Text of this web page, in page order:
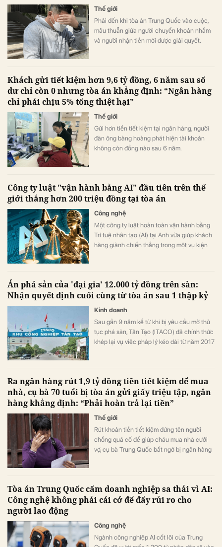
Thế giới
Phải đến khi tòa án Trung Quốc vào cuộc,
mâu thuẫn giữa người chuyển khoản nhầm
và người nhận tiền mới được giải quyết.
Khách gửi tiết kiệm hơn 9,6 tỷ đồng, 6 năm sau số
dư chỉ còn 0 nhưng tòa án khẳng định: “Ngân hàng
chỉ phải chịu 5% tổng thiệt hại”
Thế giới
Gửi hơn tiền tiết kiệm tại ngân hàng, người
đàn ông bàng hoàng phát hiện tài khoản
không còn đồng nào sau 6 năm.
Công ty luật "vận hành bằng AI" đầu tiên trên thế
giới thắng hơn 200 triệu đồng tại tòa án
Công nghệ
Một công ty luật hoàn toàn vận hành bằng
Trí tuệ nhân tạo (AI) tại Anh vừa giúp khách
hàng giành chiến thắng trong một vụ kiện
kỳ luật sư con người nào nhúng tay vào.
Án phá sản của 'đại gia' 12.000 tỷ đồng trên sàn:
Nhận quyết định cuối cùng từ tòa án sau 1 thập kỷ
Kinh doanh
Sau gần 9 năm kể từ khi bị yêu cầu mở thủ
tục phá sản, Tân Tạo (ITACO) đã chính thức
khép lại vụ việc pháp lý kéo dài từ năm 2017
Ra ngân hàng rút 1,9 tỷ đồng tiền tiết kiệm để mua
nhà, cụ bà 70 tuổi bị tòa án gửi giấy triệu tập, ngân
hàng khẳng định: “Phải hoàn trả lại tiền”
Thế giới
Rút khoản tiền tiết kiệm đứng tên người
chồng quá cố để giúp cháu mua nhà cưới
vợ, cụ bà Trung Quốc bất ngờ bị ngân hàng
Tòa án Trung Quốc cấm doanh nghiệp sa thải vì AI:
Công nghệ không phải cái cớ để đẩy rủi ro cho
người lao động
Công nghệ
Ngành công nghiệp AI cốt lõi của Trung